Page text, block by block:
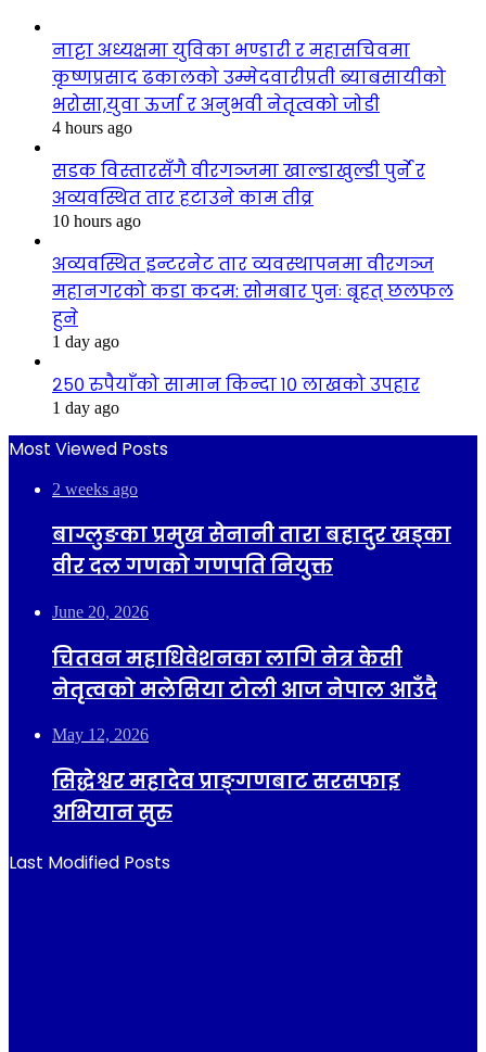
नाट्टा अध्यक्षमा युविका भण्डारी र महासचिवमा
कृष्णप्रसाद ढकालको उम्मेदवारीप्रती ब्याबसायीको
भरोसा,युवा ऊर्जा र अनुभवी नेतृत्वको जोडी
4 hours ago
सडक विस्तारसँगै वीरगञ्जमा खाल्डाखुल्डी पुर्ने र
अव्यवस्थित तार हटाउने काम तीव्र
10 hours ago
अव्यवस्थित इन्टरनेट तार व्यवस्थापनमा वीरगञ्ज
महानगरको कडा कदम: सोमबार पुनः बृहत् छलफल
हुने
1 day ago
२५० रुपैयाँको सामान किन्दा १० लाखको उपहार
1 day ago
Most Viewed Posts
2 weeks ago
बाग्लुङका प्रमुख सेनानी तारा बहादुर खड्का
वीर दल गणको गणपति नियुक्त
June 20, 2026
चितवन महाधिवेशनका लागि नेत्र केसी
नेतृत्वको मलेसिया टोली आज नेपाल आउँदै
May 12, 2026
सिद्धेश्वर महादेव प्राङ्गणबाट सरसफाइ
अभियान सुरु
Last Modified Posts